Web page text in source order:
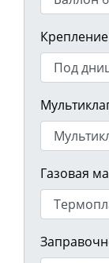
Газовая